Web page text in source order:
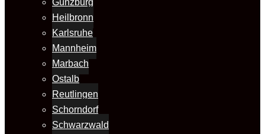
Günzburg
Heilbronn
Karlsruhe
Mannheim
Marbach
Ostalb
Reutlingen
Schorndorf
Schwarzwald